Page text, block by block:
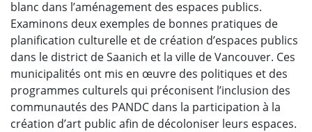
blanc dans l’aménagement des espaces publics.
Examinons deux exemples de bonnes pratiques de
planification culturelle et de création d’espaces publics
dans le district de Saanich et la ville de Vancouver. Ces
municipalités ont mis en œuvre des politiques et des
programmes culturels qui préconisent l’inclusion des
communautés des PANDC dans la participation à la
création d’art public afin de décoloniser leurs espaces.